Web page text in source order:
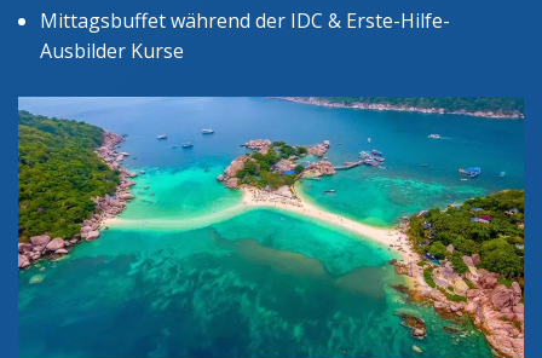
Mittagsbuffet während der IDC & Erste-Hilfe-
Ausbilder Kurse